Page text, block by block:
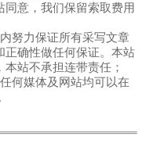
意，我们保留索取费用
努力保证所有采写文章
正确性做任何保证。本站
站不承担连带责任；
何媒体及网站均可以在